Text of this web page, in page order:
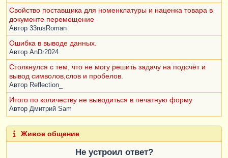
Свойство поставщика для номенклатуры и наценка товара в
документе перемещение
Автор 33rusRoman
Ошибка в выводе данных.
Автор AnDr2024
Столкнулся с тем, что не могу решить задачу на подсчёт и
вывод символов,слов и пробелов.
Автор Reflection_
Итого по количеству не выводиться в печатную форму
Автор Дмитрий Sam
Живое общение
Не устроил ответ?